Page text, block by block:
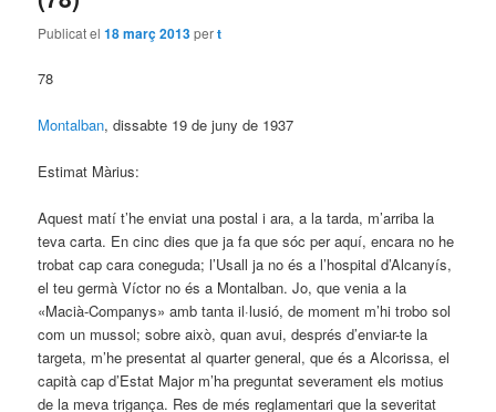
Publicat el18 març 2013pert
78
Montalban, dissabte 19 de juny de 1937
Estimat Màrius:
Aquest matí t’he enviat una postal i ara, a la tarda, m’arriba la
teva carta. En cinc dies que ja fa que sóc per aquí, encara no he
trobat cap cara coneguda; l’Usall ja no és a l’hospital d’Alcanyís,
el teu germà Víctor no és a Montalban. Jo, que venia a la
«Macià-Companys» amb tanta il·lusió, de moment m’hi trobo sol
com un mussol; sobre això, quan avui, després d’enviar-te la
targeta, m’he presentat al quarter general, que és a Alcorissa, el
capità cap d’Estat Major m’ha preguntat severament els motius
de la meva trigança. Res de més reglamentari que la severitat